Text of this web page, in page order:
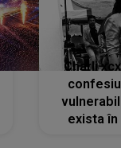
Charli
exista